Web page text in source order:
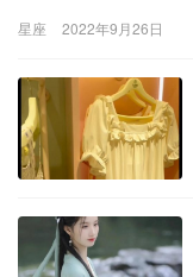
受到…
星座 2022年9月26日